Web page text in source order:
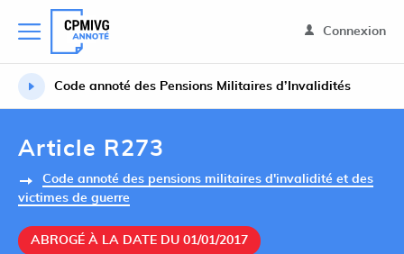
Connexion
Code annoté des Pensions Militaires d’Invalidités
Article R273
Code annoté des pensions militaires d'invalidité et des
victimes de guerre
ABROGÉ À LA DATE DU 01/01/2017